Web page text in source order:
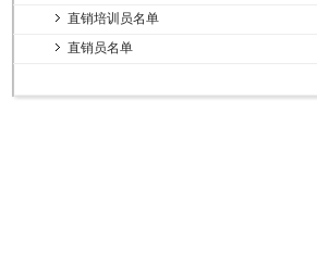
直销培训员名单
直销员名单